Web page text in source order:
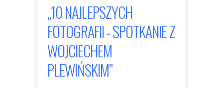
„10 NAJLEPSZYCH
FOTOGRAFII - SPOTKANIE Z
WOJCIECHEM
PLEWIŃSKIM”